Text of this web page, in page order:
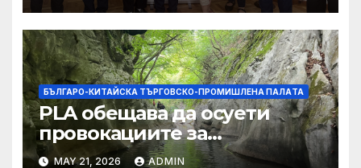
БЪЛГАРО-КИТАЙСКА ТЪРГОВСКО-ПРОМИШЛЕНА ПАЛAТА
PLA обещава да осуети
провокациите за
„независимост на Тайван“.
MAY 21, 2026 ADMIN